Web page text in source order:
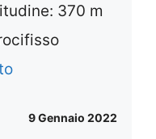
370 m
9 Gennaio 2022